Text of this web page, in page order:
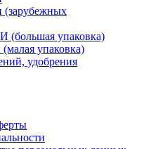
упаковка)
упаковка)
удобрения